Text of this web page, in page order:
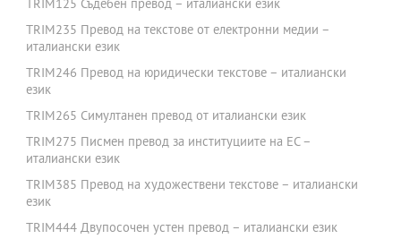
TRIM125 Съдебен превод – италиански език
TRIM235 Превод на текстове от електронни медии –
италиански език
TRIM246 Превод на юридически текстове – италиански
език
TRIM265 Симултанен превод от италиански език
TRIM275 Писмен превод за институциите на ЕС –
италиански език
TRIM385 Превод на художествени текстове – италиански
език
TRIM444 Двупосочен устен превод – италиански език